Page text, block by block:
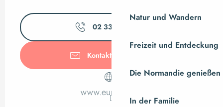
Natur und Wandern
Freizeit und Entdeckung
Die Normandie genießen
In der Familie
02 33 59 49
Kontaktieren Sie uns
www.europcar.fr